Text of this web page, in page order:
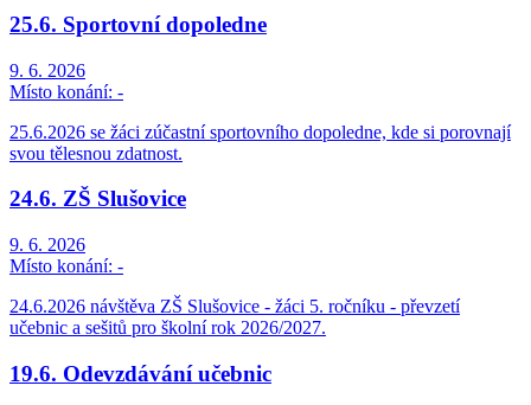
25.6. Sportovní dopoledne
9. 6. 2026
Místo konání: -
25.6.2026 se žáci zúčastní sportovního dopoledne, kde si porovnají
svou tělesnou zdatnost.
24.6. ZŠ Slušovice
9. 6. 2026
Místo konání: -
24.6.2026 návštěva ZŠ Slušovice - žáci 5. ročníku - převzetí
učebnic a sešitů pro školní rok 2026/2027.
19.6. Odevzdávání učebnic